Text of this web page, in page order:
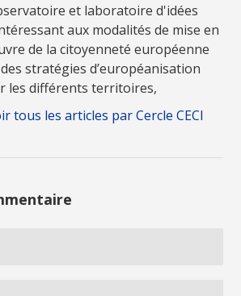
et laboratoire d'idées
aux modalités de mise en
de la citoyenneté européenne
stratégies d’européanisation
les différents territoires,
tous les articles par Cercle CECI